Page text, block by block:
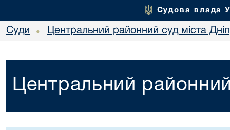
Судова влада
Суди • Центральний районний суд міста
Центральний